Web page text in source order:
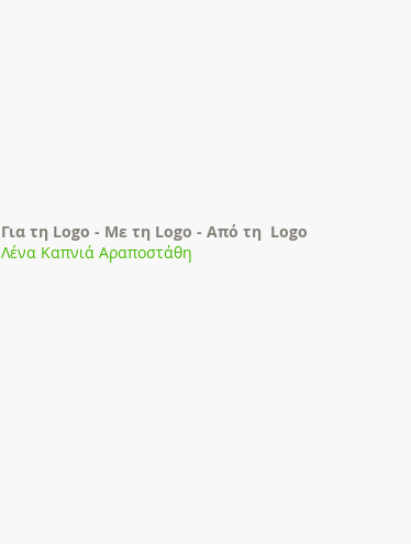
Για τη Logo - Με τη Logo - Από τη Logo
Λένα Καπνιά Αραποστάθη